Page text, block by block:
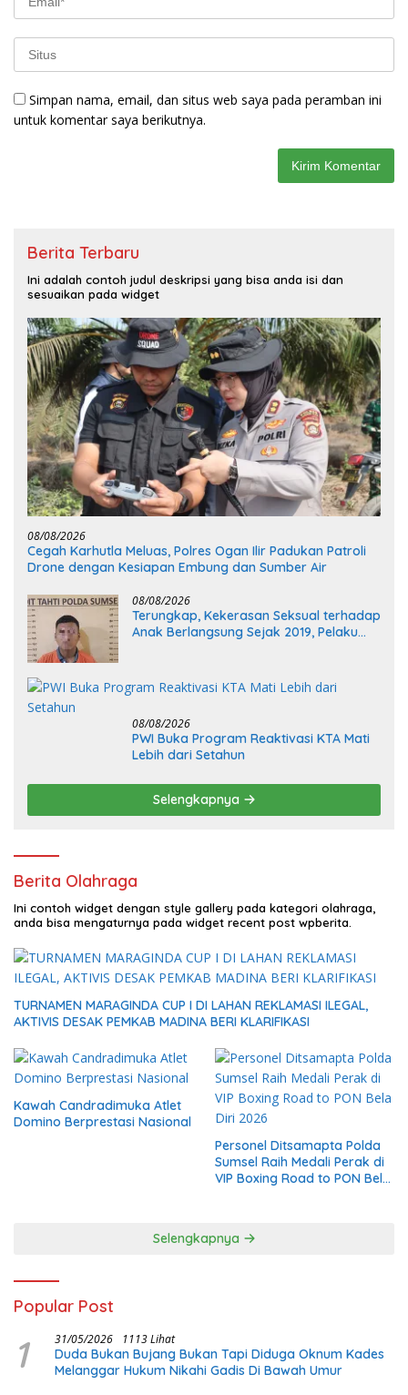
Simpan nama, email, dan situs web saya pada peramban ini
untuk komentar saya berikutnya.
Berita Terbaru
Ini adalah contoh judul deskripsi yang bisa anda isi dan
sesuaikan pada widget
08/08/2026
Cegah Karhutla Meluas, Polres Ogan Ilir Padukan Patroli
Drone dengan Kesiapan Embung dan Sumber Air
08/08/2026
Terungkap, Kekerasan Seksual terhadap
Anak Berlangsung Sejak 2019, Pelaku
08/08/2026
PWI Buka Program Reaktivasi KTA Mati
Lebih dari Setahun
Selengkapnya
Berita Olahraga
Ini contoh widget dengan style gallery pada kategori olahraga,
anda bisa mengaturnya pada widget recent post wpberita.
TURNAMEN MARAGINDA CUP I DI LAHAN REKLAMASI ILEGAL,
AKTIVIS DESAK PEMKAB MADINA BERI KLARIFIKASI
Kawah Candradimuka Atlet
Domino Berprestasi Nasional
Personel Ditsamapta Polda
Sumsel Raih Medali Perak di
VIP Boxing Road to PON Bela
Selengkapnya
Popular Post
1 31/05/2026 1113 Lihat
Duda Bukan Bujang Bukan Tapi Diduga Oknum Kades
Melanggar Hukum Nikahi Gadis Di Bawah Umur